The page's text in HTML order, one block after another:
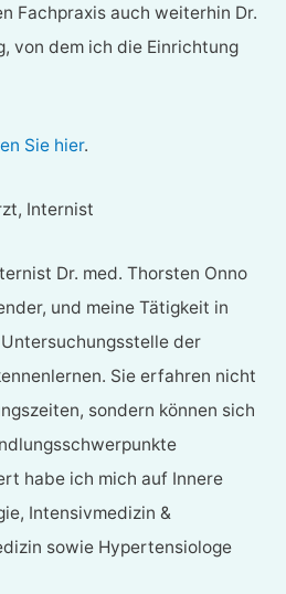
Fachpraxis auch weiterhin Dr.
von dem ich die Einrichtung
Sie hier.
Internist
Dr. med. Thorsten Onno
und meine Tätigkeit in
der
Sie erfahren nicht
sondern können sich
habe ich mich auf Innere
Intensivmedizin &
sowie Hypertensiologe